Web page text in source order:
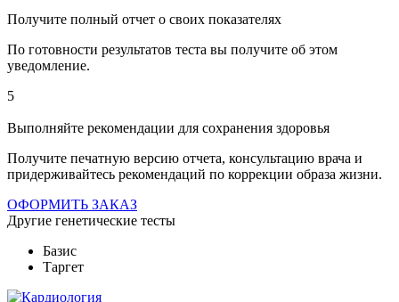
Получите полный отчет о своих показателях
По готовности результатов теста вы получите об этом
уведомление.
5
Выполняйте рекомендации для сохранения здоровья
Получите печатную версию отчета, консультацию врача и
придерживайтесь рекомендаций по коррекции образа жизни.
ОФОРМИТЬ ЗАКАЗ
Другие генетические тесты
Базис
Таргет